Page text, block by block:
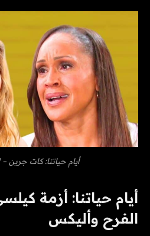
أيام حياتنا: كات جرين
أيام حياتنا: أزمة
الفرح وأليكس